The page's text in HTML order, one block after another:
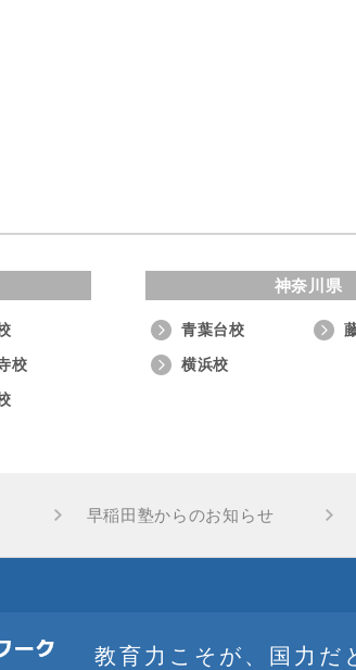
校
神奈川県
青葉台校
横浜校
早稲田塾からのお知らせ
教育力こそが、国力だ